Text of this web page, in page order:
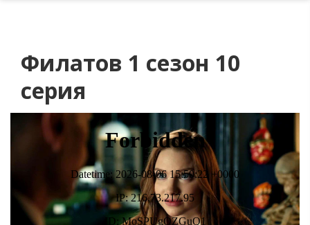
Филатов 1 сезон 10
серия